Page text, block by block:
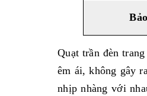
Quạt trần đèn
êm ái, không gây
nhịp nhàng với